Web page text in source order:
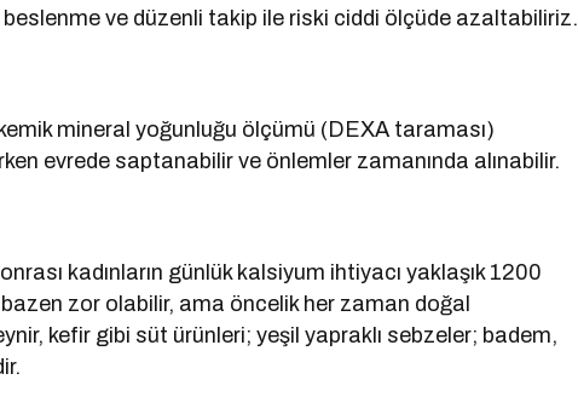
ve düzenli takip ile riski ciddi ölçüde azaltabiliriz.
mineral yoğunluğu ölçümü (DEXA taraması)
evrede saptanabilir ve önlemler zamanında alınabilir.
kadınların günlük kalsiyum ihtiyacı yaklaşık 1200
zor olabilir, ama öncelik her zaman doğal
kefir gibi süt ürünleri; yeşil yapraklı sebzeler; badem,